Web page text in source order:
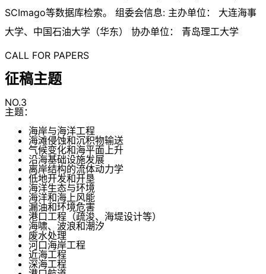
SCImago等数据库检索。 组委会信息: 主办单位： 大连海事
大学、中国石油大学（华东） 协办单位： 青岛理工大学
CALL FOR PAPERS
征稿主题
NO.3
主题：
海岸与海洋工程
海滩侵蚀和沉积物输送
气候变化和海平面上升
沿海基础设施发展
离岸结构的流体动力学
低地开发和开垦
海洋生态与环境
海洋和海上风能
漏油和环境危害
港口工程（疏浚、海堤设计等）
海啸、波浪和潮汐
废水处理
河口海岸工程
近海工程
深海工程